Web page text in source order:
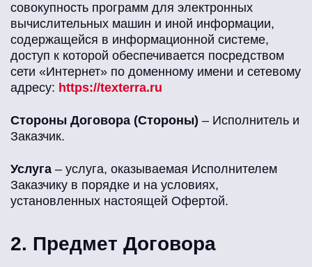
совокупность программ для электронных
вычислительных машин и иной информации,
содержащейся в информационной системе,
доступ к которой обеспечивается посредством
сети «Интернет» по доменному имени и сетевому
адресу: https://texterra.ru
Стороны Договора (Стороны) – Исполнитель и
Заказчик.
Услуга – услуга, оказываемая Исполнителем
Заказчику в порядке и на условиях,
установленных настоящей Офертой.
2. Предмет Договора